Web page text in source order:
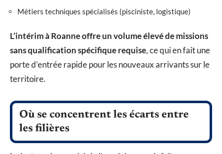
Métiers techniques spécialisés (pisciniste, logistique)
L’intérim à Roanne offre un volume élevé de missions
sans qualification spécifique requise, ce qui en fait une
porte d’entrée rapide pour les nouveaux arrivants sur le
territoire.
Où se concentrent les écarts entre
les filières